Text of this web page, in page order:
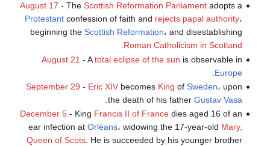
August 17 - The Scottish Reformation Parliamentadopts a
Protestantconfession of faith and rejects papal authority،
beginning the Scottish Reformation، and disestablishing
Roman Catholicism in Scotland
August 21 - Atotal eclipse of the sun is observable in
Europe
September 29 - Eric XIVbecomes King of Sweden، upon
the death of his father Gustav Vasa
December 5- King Francis II of Francedies aged 16 of an
ear infection at Orléans، widowing the 17-year-old Mary,
Queen of Scots. He is succeeded by his younger brother